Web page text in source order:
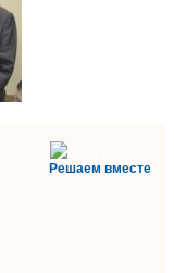
Решаем вместе